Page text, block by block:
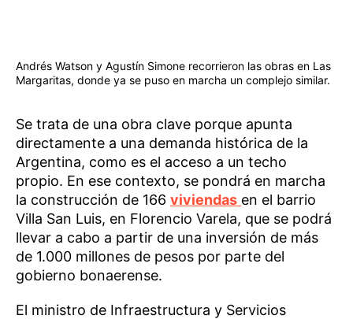
Andrés Watson y Agustín Simone recorrieron las obras en Las
Margaritas, donde ya se puso en marcha un complejo similar.
Se trata de una obra clave porque apunta
directamente a una demanda histórica de la
Argentina, como es el acceso a un techo
propio. En ese contexto, se pondrá en marcha
la construcción de 166 viviendas en el barrio
Villa San Luis, en Florencio Varela, que se podrá
llevar a cabo a partir de una inversión de más
de 1.000 millones de pesos por parte del
gobierno bonaerense.
El ministro de Infraestructura y Servicios